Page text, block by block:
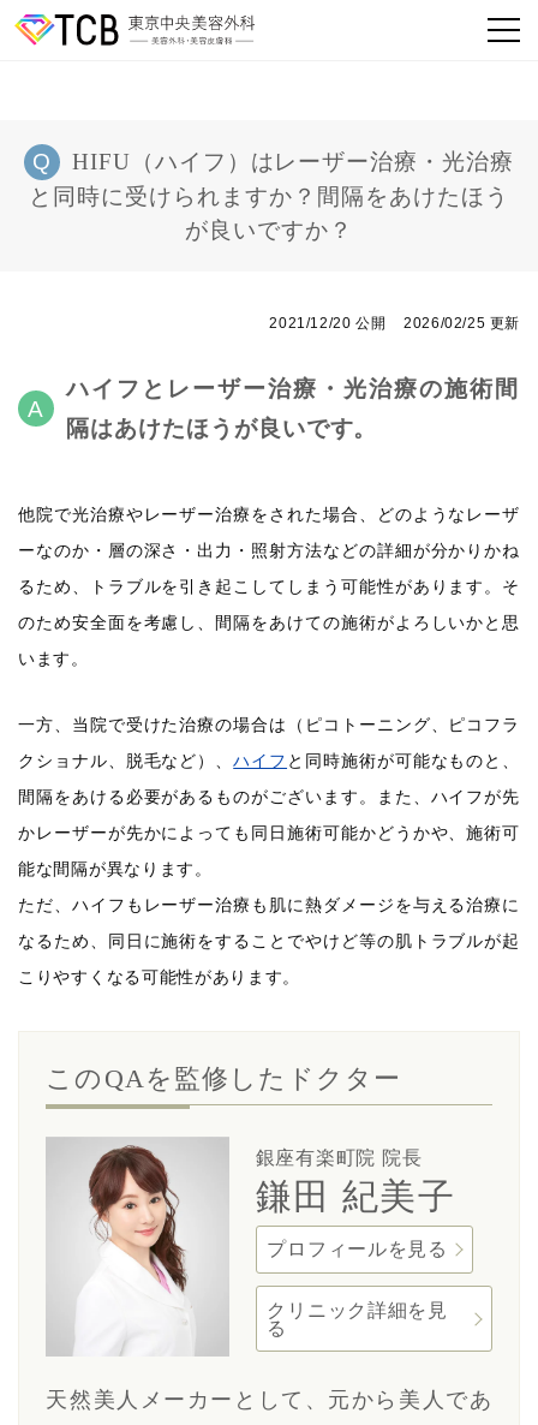
HIFU（ハイフ）はレーザー治療・光治療
と同時に受けられますか？間隔をあけたほう
が良いですか？
2021/12/20 公開 2026/02/25 更新
ハイフとレーザー治療・光治療の施術間
隔はあけたほうが良いです。
他院で光治療やレーザー治療をされた場合、どのようなレーザ
ーなのか・層の深さ・出力・照射方法などの詳細が分かりかね
るため、トラブルを引き起こしてしまう可能性があります。そ
のため安全面を考慮し、間隔をあけての施術がよろしいかと思
います。
一方、当院で受けた治療の場合は（ピコトーニング、ピコフラ
クショナル、脱毛など）、ハイフ と同時施術が可能なものと、
間隔をあける必要があるものがございます。また、ハイフが先
かレーザーが先かによっても同日施術可能かどうかや、施術可
能な間隔が異なります。
ただ、ハイフもレーザー治療も肌に熱ダメージを与える治療に
なるため、同日に施術をすることでやけど等の肌トラブルが起
こりやすくなる可能性があります。
このQAを監修したドクター
銀座有楽町院 院長
鎌田 紀美子
プロフィールを見る
クリニック詳細を見
る
天然美人メーカーとして、元から美人であ